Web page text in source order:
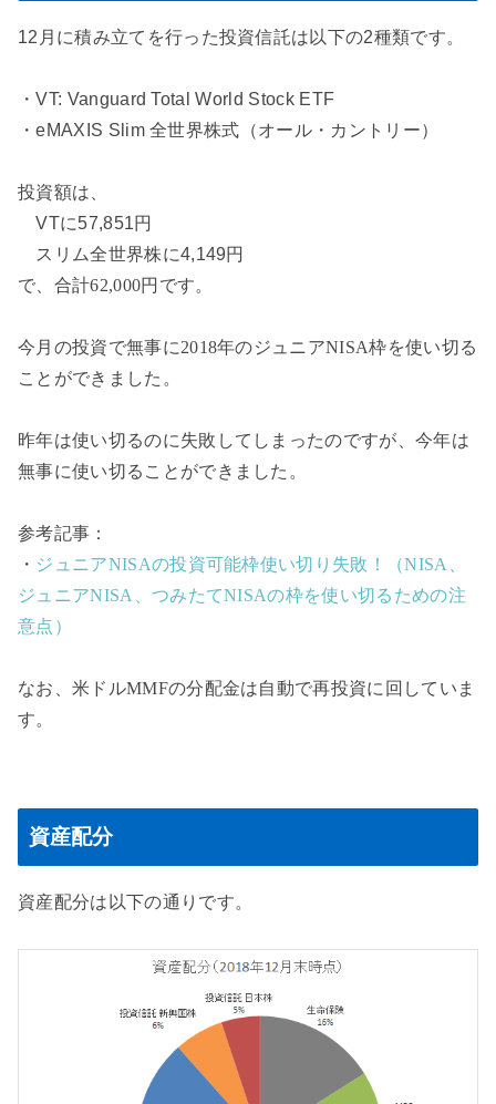
12月に積み立てを行った投資信託は以下の2種類です。
・VT: Vanguard Total World Stock ETF
・eMAXIS Slim 全世界株式（オール・カントリー）
投資額は、
VTに57,851円
スリム全世界株に4,149円
で、合計62,000円です。
今月の投資で無事に2018年のジュニアNISA枠を使い切る
ことができました。
昨年は使い切るのに失敗してしまったのですが、今年は
無事に使い切ることができました。
参考記事：
・ ジュニアNISAの投資可能枠使い切り失敗！（NISA、
ジュニアNISA、つみたてNISAの枠を使い切るための注
意点）
なお、米ドルMMFの分配金は自動で再投資に回していま
す。
資産配分
資産配分は以下の通りです。